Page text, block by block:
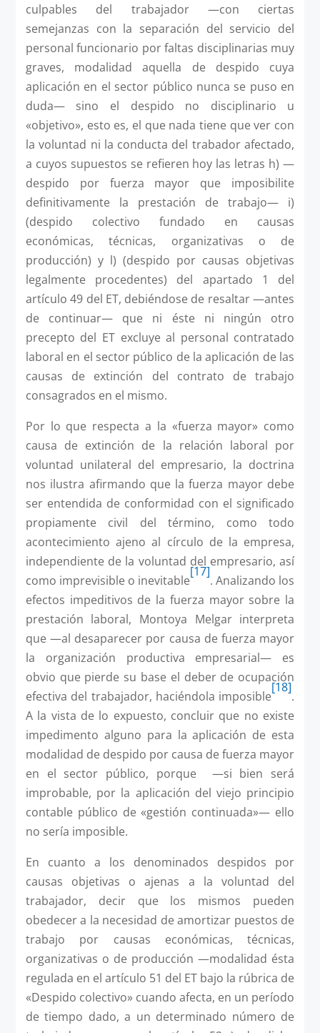
culpables del trabajador —con ciertas
semejanzas con la separación del servicio del
personal funcionario por faltas disciplinarias muy
graves, modalidad aquella de despido cuya
aplicación en el sector público nunca se puso en
duda— sino el despido no disciplinario u
«objetivo», esto es, el que nada tiene que ver con
la voluntad ni la conducta del trabador afectado,
a cuyos supuestos se refieren hoy las letras h) —
despido por fuerza mayor que imposibilite
definitivamente la prestación de trabajo— i)
(despido colectivo fundado en causas
económicas, técnicas, organizativas o de
producción) y l) (despido por causas objetivas
legalmente procedentes) del apartado 1 del
artículo 49 del ET, debiéndose de resaltar —antes
de continuar— que ni éste ni ningún otro
precepto del ET excluye al personal contratado
laboral en el sector público de la aplicación de las
causas de extinción del contrato de trabajo
consagrados en el mismo.
Por lo que respecta a la «fuerza mayor» como
causa de extinción de la relación laboral por
voluntad unilateral del empresario, la doctrina
nos ilustra afirmando que la fuerza mayor debe
ser entendida de conformidad con el significado
propiamente civil del término, como todo
acontecimiento ajeno al círculo de la empresa,
independiente de la voluntad del empresario, así
como imprevisible o inevitable
[17]
. Analizando los
efectos impeditivos de la fuerza mayor sobre la
prestación laboral, Montoya Melgar interpreta
que —al desaparecer por causa de fuerza mayor
la organización productiva empresarial— es
obvio que pierde su base el deber de ocupación
efectiva del trabajador, haciéndola imposible
[18]
.
A la vista de lo expuesto, concluir que no existe
impedimento alguno para la aplicación de esta
modalidad de despido por causa de fuerza mayor
en el sector público, porque —si bien será
improbable, por la aplicación del viejo principio
contable público de «gestión continuada»— ello
no sería imposible.
En cuanto a los denominados despidos por
causas objetivas o ajenas a la voluntad del
trabajador, decir que los mismos pueden
obedecer a la necesidad de amortizar puestos de
trabajo por causas económicas, técnicas,
organizativas o de producción —modalidad ésta
regulada en el artículo 51 del ET bajo la rúbrica de
«Despido colectivo» cuando afecta, en un período
de tiempo dado, a un determinado número de